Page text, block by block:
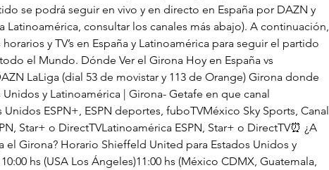
se podrá seguir en vivo y en directo en España por DAZN y
Latinoamérica, consultar los canales más abajo). A continuación,
y TV’s en España y Latinoamérica para seguir el partido
el Mundo. Dónde Ver el Girona Hoy en España vs
LaLiga (dial 53 de movistar y 113 de Orange) Girona donde
Unidos y Latinoamérica | Girona- Getafe en que canal
Unidos ESPN+, ESPN deportes, fuboTVMéxico Sky Sports, Canal
Star+ o DirectTVLatinoamérica ESPN, Star+ o DirectTV⏰ ¿A
el Girona? Horario Shieffeld United para Estados Unidos y
hs (USA Los Ángeles)11:00 hs (México CDMX, Guatemala,